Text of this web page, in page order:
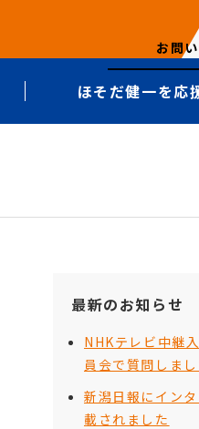
お問
ほそだ健一を応
最新のお知らせ
NHKテレビ中継
員会で質問しま
新潟日報にイン
載されました